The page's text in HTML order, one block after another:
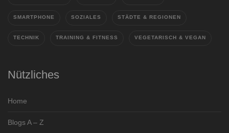
SMARTPHONE SOZIALES STÄDTE & REGIONEN
TECHNIK TRAINING & FITNESS VEGETARISCH & VEGAN
Nützliches
Home
Blogs A – Z